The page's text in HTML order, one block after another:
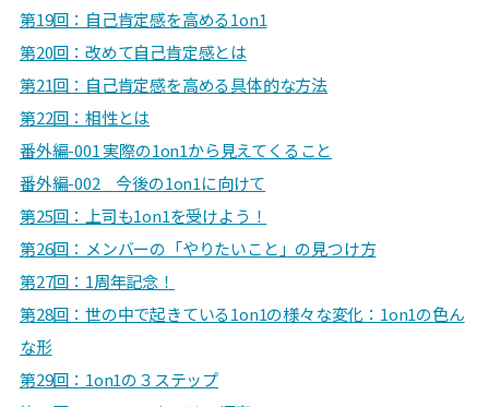
第19回：自己肯定感を高める1on1
第20回：改めて自己肯定感とは
第21回：自己肯定感を高める具体的な方法
第22回：相性とは
番外編-001 実際の1on1から見えてくること
番外編-002 今後の1on1に向けて
第25回：上司も1on1を受けよう！
第26回： メンバーの「やりたいこと」の見つけ方
第27回： 1周年記念！
第28回：世の中で起きている1on1の様々な変化：1on1の色ん
な形
第29回： 1on1の３ステップ